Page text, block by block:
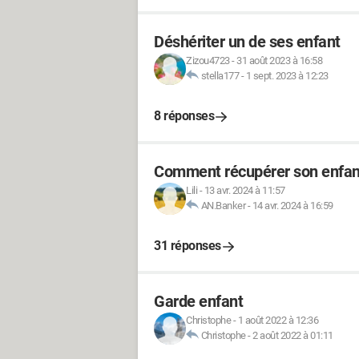
Déshériter un de ses enfant
Zizou4723- 31 août 2023 à 16:58
stella177- 1 sept. 2023 à 12:23
8 réponses
Comment récupérer son
Lili - 13 avr. 2024 à 11:57
AN.Banker- 14 avr. 2024 à 16:59
31 réponses
Garde enfant
Christophe- 1 août 2022 à 12:36
Christophe-2 août 2022 à 01:11